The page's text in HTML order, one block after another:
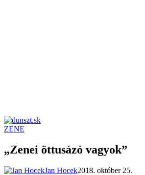
ZENE
„Zenei öttusázó vagyok”
Jan Hocek2018. október 25.